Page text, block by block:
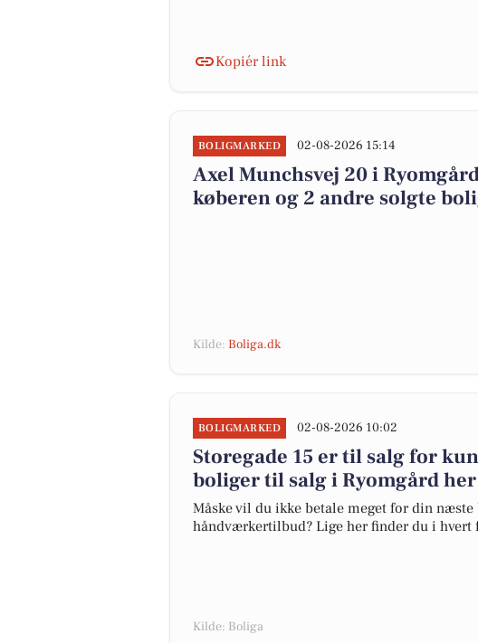
Kopiér link
BOLIGMARKED 02-08-2026 15:14
Axel Munchsvej 20 i
køberen og 2 andre solgte
Kilde: Boliga.dk
BOLIGMARKED 02-08-2026 10:02
Storegade 15 er til salg for
boliger til salg i Ryomgård her
Måske vil du ikke betale meget for din
håndværkertilbud? Lige her finder du i
Kilde: Boliga